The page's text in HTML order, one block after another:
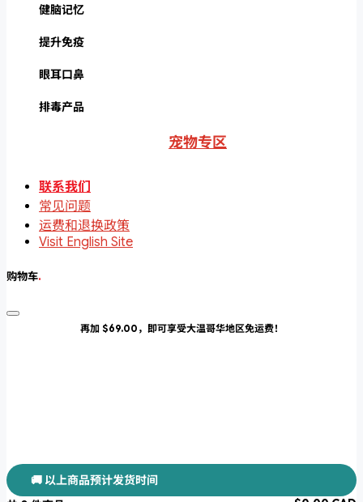
健脑记忆
提升免疫
眼耳口鼻
排毒产品
宠物专区
联系我们
常见问题
运费和退换政策
Visit English Site
购物车.
再加 $69.00，即可享受大温哥华地区免运费！
🚚 以上商品预计发货时间